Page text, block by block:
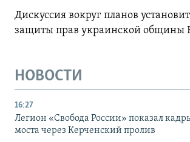
Дискуссия вокруг планов
защиты прав украинской общины
НОВОСТИ
16:27
Легион «Свобода России» показал
моста через Керченский пролив